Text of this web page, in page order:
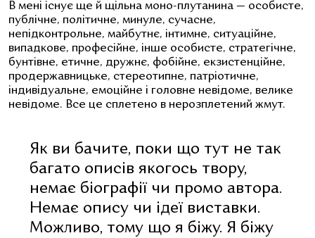
В мені існує ще й щільна моно-плутанина — особисте,
публічне, політичне, минуле, сучасне,
непідконтрольне, майбутнє, інтимне, ситуаційне,
випадкове, професійне, інше особисте, стратегічне,
бунтівне, етичне, дружнє, фобійне, екзистенційне,
продержавницьке, стереотипне, патріотичне,
індивідуальне, емоційне і головне невідоме, велике
невідоме. Все це сплетено в нерозплетений жмут.
Як ви бачите, поки що тут не так
багато описів якогось твору,
немає біографії чи промо автора.
Немає опису чи ідеї виставки.
Можливо, тому що я біжу. Я біжу